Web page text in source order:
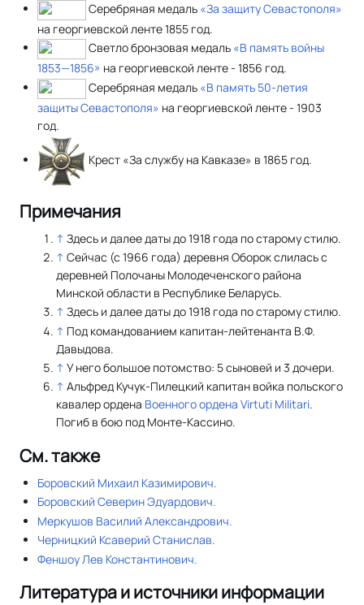
Серебряная медаль «За защиту Севастополя»
на георгиевской ленте 1855 год.
Светло бронзовая медаль «В память войны
1853—1856» на георгиевской ленте - 1856 год.
Серебряная медаль «В память 50-летия
защиты Севастополя» на георгиевской ленте - 1903
год.
Крест «За службу на Кавказе» в 1865 год.
Примечания
↑ Здесь и далее даты до 1918 года по старому стилю.
↑ Сейчас (с 1966 года) деревня Оборок слилась с
деревней Полочаны Молодеченского района
Минской области в Республике Беларусь.
↑ Здесь и далее даты до 1918 года по старому стилю.
↑ Под командованием капитан-лейтенанта В.Ф.
Давыдова.
↑ У него большое потомство: 5 сыновей и 3 дочери.
↑ Альфред Кучук-Пилецкий капитан войка польского
кавалер ордена Военного ордена Virtuti Militari.
Погиб в бою под Монте-Кассино.
См. также
Боровский Михаил Казимирович.
Боровский Северин Эдуардович.
Меркушов Василий Александрович.
Черницкий Ксаверий Станислав.
Феншоу Лев Константинович.
Литература и источники информации